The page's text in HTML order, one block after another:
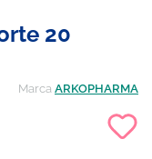
20
Marca ARKOPHARMA